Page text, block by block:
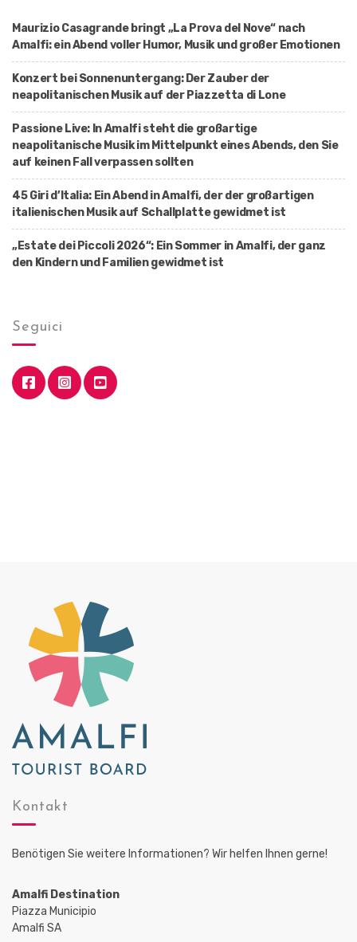
i
o
Maurizio Casagrande bringt „La Prova del Nove“ nach
Amalfi: ein Abend voller Humor, Musik und großer Emotionen
Konzert bei Sonnenuntergang: Der Zauber der
neapolitanischen Musik auf der Piazzetta di Lone
Passione Live: In Amalfi steht die großartige
neapolitanische Musik im Mittelpunkt eines Abends, den Sie
auf keinen Fall verpassen sollten
45 Giri d’Italia: Ein Abend in Amalfi, der der großartigen
italienischen Musik auf Schallplatte gewidmet ist
„Estate dei Piccoli 2026“: Ein Sommer in Amalfi, der ganz
den Kindern und Familien gewidmet ist
Seguici
Kontakt
Benötigen Sie weitere Informationen? Wir helfen Ihnen gerne!
Amalfi Destination
Piazza Municipio
Amalfi SA